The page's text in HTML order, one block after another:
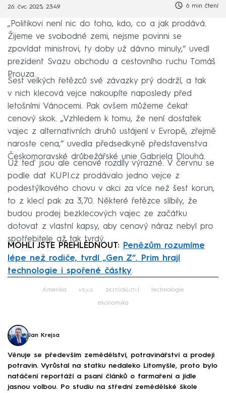
26. čvc 2025, 23:49 6 min čtení
„Politikovi není nic do toho, kdo, co a jak prodává.
Žijeme ve svobodné zemi, nejsme povinni se
zpovídat ministrovi, ty doby už dávno minuly,“ uvedl
prezident Svazu obchodu a cestovního ruchu Tomáš
Prouza.
Šest velkých řetězců své závazky prý dodrží, a tak
v nich klecová vejce nakoupíte naposledy před
letošními Vánocemi. Pak ovšem můžeme čekat
cenový skok. „Vzhledem k tomu, že není dostatek
vajec z alternativních druhů ustájení v Evropě, zřejmě
naroste cena,“ uvedla předsedkyně představenstva
Českomoravské drůbežářské unie Gabriela Dlouhá.
Už teď jsou ale cenové rozdíly výrazné. V červnu se
podle dat KUPI.cz prodávalo jedno vejce z
podestýlkového chovu v akci za více než šest korun,
to z klecí pak za 3,70. Některé řetězce slíbily, že
budou prodej bezklecových vajec ze začátku
dotovat z vlastní kapsy, aby cenový náraz nebyl pro
spotřebitele až tak tvrdý.
MOHLI JSTE PŘEHLÉDNOUT: Penězům rozumíme
lépe než rodiče, tvrdí „Gen Z“. Prim hrají
technologie i spořené částky
Failed to fetch
Amerika vejce zemědělství technologie
ekonomika
Jan Krejsa
Věnuje se především zemědělství, potravinářství a prodeji
potravin. Vyrůstal na statku nedaleko Litomyšle, proto bylo
natáčení reportáží a psaní článků o farmaření a jídle
jasnou volbou. Po studiu na střední zemědělské škole